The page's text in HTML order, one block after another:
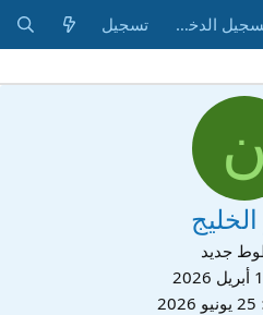
تسجيل الدخول تسجيل
ن
جديد
25 يونيو 2026